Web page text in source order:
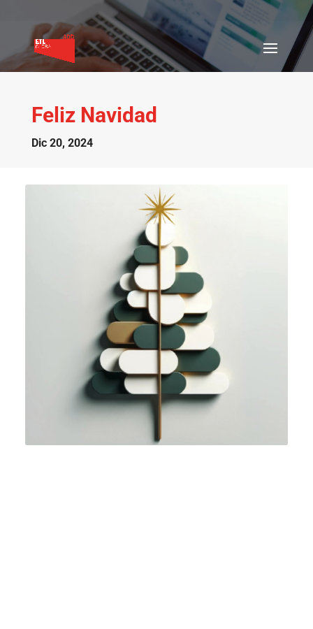
Feliz Navidad
Dic 20, 2024